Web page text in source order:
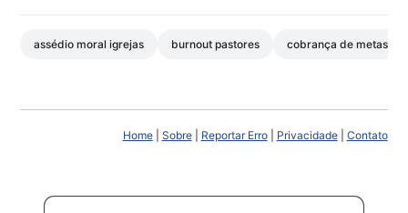
assédio moral igrejas burnout pastores cobrança de metas
Home| Sobre| Reportar Erro| Privacidade| Contato